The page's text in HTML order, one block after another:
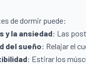
de dormir puede:
y la ansiedad: Las
del sueño: Relajar el
: Estirar los